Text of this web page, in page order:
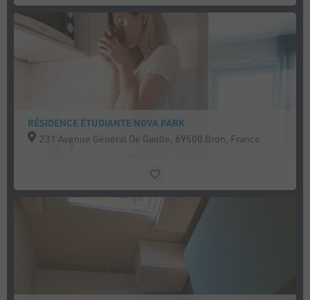
RÉSIDENCE ÉTUDIANTE NOVA PARK
231 Avenue Général De Gaulle, 69500 Bron, France